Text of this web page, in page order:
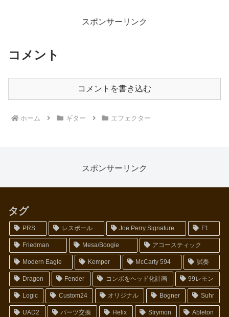
ロン...
スポンサーリンク
コメント
コメントを書き込む
ホーム ギター エフェクター
スポンサーリンク
タグ
PRS レスポール Joe Perry Signature F1
Friedman Mesa/Boogie アコースティック
Modern Eagle Kemper McCarty 594 試奏
Dragon Fender コンボをヘッド化計画 99レモン
Logic Custom24 オリジナル Bogner Suhr
UAD2 パーツ交換 Helix Strymon Ableton